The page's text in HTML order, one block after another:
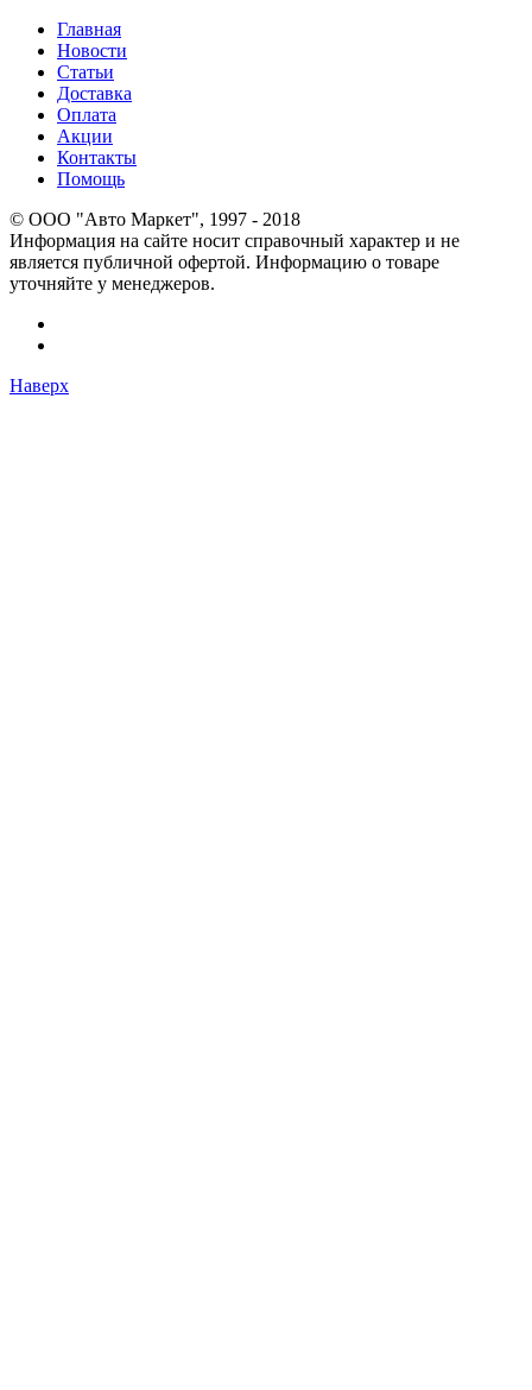
Главная
Новости
Статьи
Доставка
Оплата
Акции
Контакты
Помощь
© OOO "Авто Маркет", 1997 - 2018
Информация на сайте носит справочный характер и не
является публичной офертой. Информацию о товаре
уточняйте у менеджеров.
Наверх